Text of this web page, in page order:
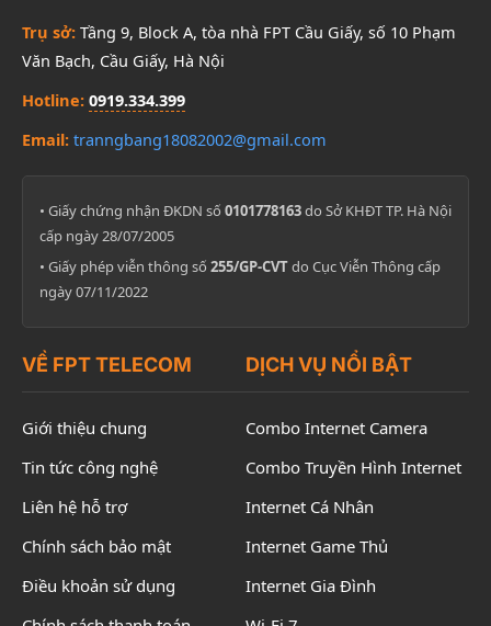
Trụ sở: Tầng 9, Block A, tòa nhà FPT Cầu Giấy, số 10 Phạm
Văn Bạch, Cầu Giấy, Hà Nội
Hotline: 0919.334.399
Email: tranngbang18082002@gmail.com
• Giấy chứng nhận ĐKDN số 0101778163do Sở KHĐT TP. Hà Nội
cấp ngày 28/07/2005
• Giấy phép viễn thông số 255/GP-CVTdo Cục Viễn Thông cấp
ngày 07/11/2022
VỀ FPT TELECOM
Giới thiệu chung
Tin tức công nghệ
Liên hệ hỗ trợ
Chính sách bảo mật
Điều khoản sử dụng
DỊCH VỤ NỔI BẬT
Combo Internet Camera
Combo Truyền Hình Internet
Internet Cá Nhân
Internet Game Thủ
Internet Gia Đình